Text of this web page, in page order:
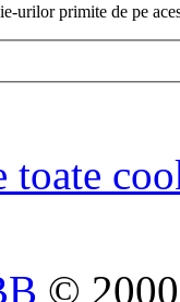
urilor primite de pe
toate
©